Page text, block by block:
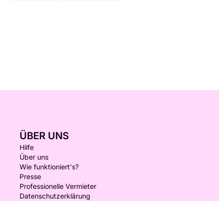
ÜBER UNS
Hilfe
Über uns
Wie funktioniert's?
Presse
Professionelle Vermieter
Datenschutzerklärung